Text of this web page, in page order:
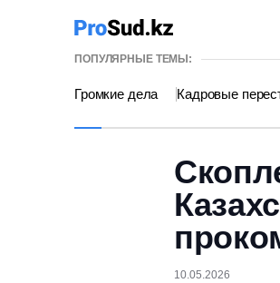
ПОПУЛЯРНЫЕ ТЕМЫ:
Громкие дела Кадровые
10.05.2026